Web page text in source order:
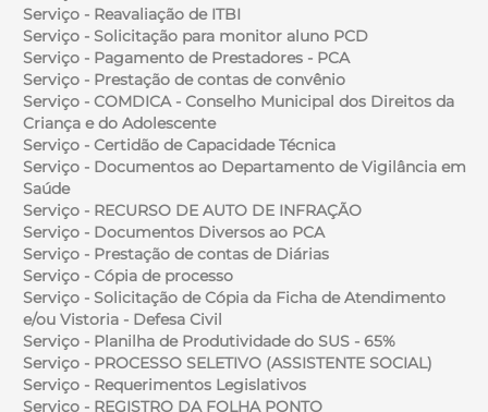
Serviço - Reavaliação de ITBI
Serviço - Solicitação para monitor aluno PCD
Serviço - Pagamento de Prestadores - PCA
Serviço - Prestação de contas de convênio
Serviço - COMDICA - Conselho Municipal dos Direitos da
Criança e do Adolescente
Serviço - Certidão de Capacidade Técnica
Serviço - Documentos ao Departamento de Vigilância em
Saúde
Serviço - RECURSO DE AUTO DE INFRAÇÃO
Serviço - Documentos Diversos ao PCA
Serviço - Prestação de contas de Diárias
Serviço - Cópia de processo
Serviço - Solicitação de Cópia da Ficha de Atendimento
e/ou Vistoria - Defesa Civil
Serviço - Planilha de Produtividade do SUS - 65%
Serviço - PROCESSO SELETIVO (ASSISTENTE SOCIAL)
Serviço - Requerimentos Legislativos
Serviço - REGISTRO DA FOLHA PONTO